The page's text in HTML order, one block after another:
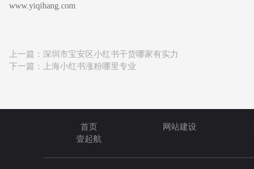
www.yiqihang.com
上一篇： 深圳市宝安区小红书干货哪家有实力
下一篇：
上海小红书涨粉哪里专业
首页 网站建设
壹起航